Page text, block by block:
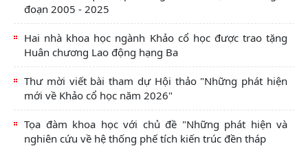
đoạn 2005 - 2025
Hai nhà khoa học ngành Khảo cổ học được trao tặng
Huân chương Lao động hạng Ba
Thư mời viết bài tham dự Hội thảo "Những phát hiện
mới về Khảo cổ học năm 2026"
Tọa đàm khoa học với chủ đề "Những phát hiện và
nghiên cứu về hệ thống phế tích kiến trúc đền tháp